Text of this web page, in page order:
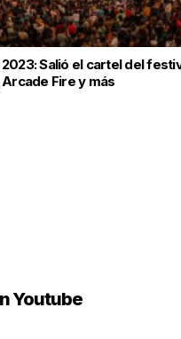
Salió el cartel del
Fire y más
Youtube